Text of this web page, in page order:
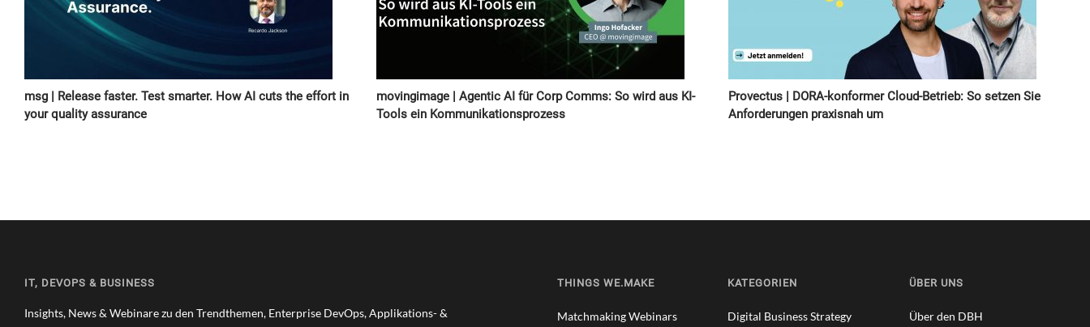
msg | Release faster. Test smarter. How AI cuts the effort in
your quality assurance
movingimage | Agentic AI für Corp Comms: So wird aus KI-
Tools ein Kommunikationsprozess
Provectus | DORA-konformer Cloud-Betrieb: So setzen Sie
Anforderungen praxisnah um
IT, DEVOPS & BUSINESS
Insights, News & Webinare zu den Trendthemen, Enterprise DevOps, Applikations- &
THINGS WE.MAKE
Matchmaking Webinars
KATEGORIEN
Digital Business Strategy
ÜBER UNS
Über den DBH